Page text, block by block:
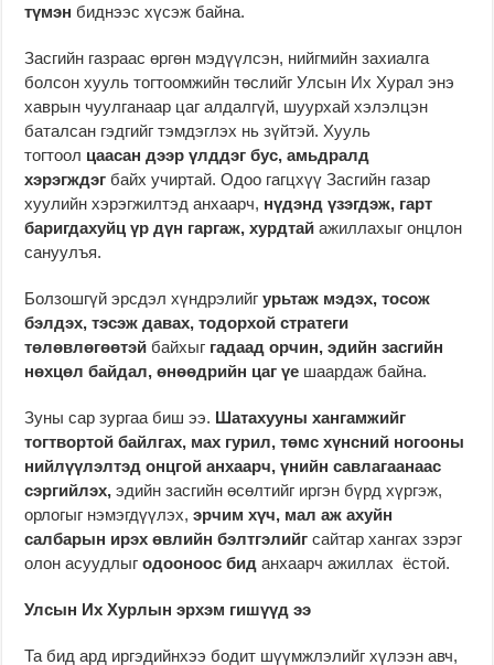
түмэн биднээс хүсэж байна.
Засгийн газраас өргөн мэдүүлсэн, нийгмийн захиалга
болсон хууль тогтоомжийн төслийг Улсын Их Хурал энэ
хаврын чуулганаар цаг алдалгүй, шуурхай хэлэлцэн
баталсан гэдгийг тэмдэглэх нь зүйтэй. Хууль
тогтоол цаасан дээр үлддэг бус, амьдралд
хэрэгждэг байх учиртай. Одоо гагцхүү Засгийн газар
хуулийн хэрэгжилтэд анхаарч, нүдэнд үзэгдэж, гарт
баригдахуйц үр дүн гаргаж, хурдтайажиллахыг онцлон
сануулъя.
Болзошгүй эрсдэл хүндрэлийгурьтаж мэдэх, тосож
бэлдэх, тэсэж давах, тодорхой стратеги
төлөвлөгөөтэй байхыг гадаад орчин, эдийн засгийн
нөхцөл байдал, өнөөдрийн цаг үе шаардаж байна.
Зуны сар зургаа биш ээ. Шатахууны хангамжийг
тогтвортой байлгах, мах гурил, төмс хүнсний ногооны
нийлүүлэлтэд онцгой анхаарч, үнийн савлагаанаас
сэргийлэх, эдийн засгийн өсөлтийг иргэн бүрд хүргэж,
орлогыг нэмэгдүүлэх,эрчим хүч, мал аж ахуйн
салбарын ирэх өвлийн бэлтгэлийгсайтар хангах зэрэг
олон асуудлыгодооноос бид анхаарч ажиллах ёстой.
Улсын Их Хурлын эрхэм гишүүд ээ
Та бид ард иргэдийнхээ бодит шүүмжлэлийг хүлээн авч,